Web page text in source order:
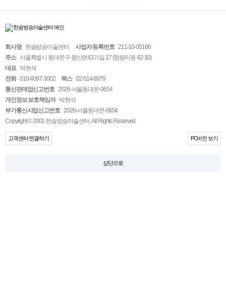
회사명 한솜방송미술센터 사업자 등록번호 211-10-05166
주소 서울특별시 동대문구 왕산로43가길 27 (청량리동 42-10)
대표 박현석
전화 010-4097-3002 팩스 02-514-8979
통신판매업신고번호 2026-서울동대문-0654
개인정보 보호책임자 박현석
부가통신사업신고번호 2026-서울동대문-0654
Copyright © 2001 한솜방송미술센터. All Rights Reserved.
고객센터 연결하기 PC버전 보기
상단으로